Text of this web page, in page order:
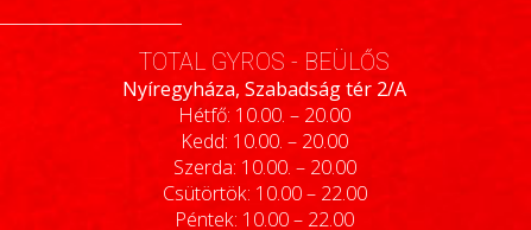
TOTAL GYROS - BEÜLŐS
Nyíregyháza, Szabadság tér 2/A
Hétfő: 10.00. – 20.00
Kedd: 10.00. – 20.00
Szerda: 10.00. – 20.00
Csütörtök: 10.00 – 22.00
Péntek: 10.00 – 22.00